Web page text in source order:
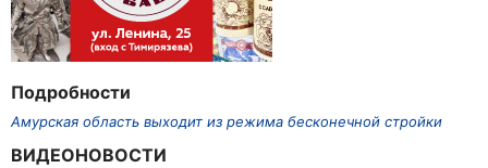
Подробности
Амурская область выходит из режима бесконечной стройки
ВИДЕОНОВОСТИ